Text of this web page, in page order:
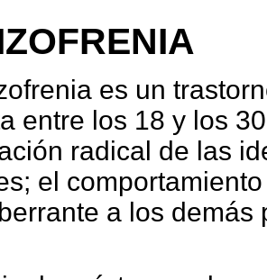
es un
entre los 18 y los
radical de las
el
a los